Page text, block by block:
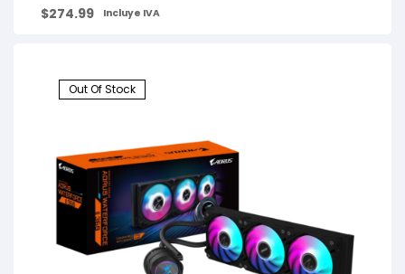
$274.99 Incluye IVA
Out Of Stock